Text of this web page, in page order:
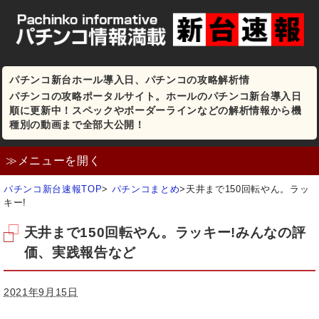
パチンコ新台ホール導入日、パチンコの攻略解析情
パチンコの攻略ポータルサイト。ホールのパチンコ新台導入日
順に更新中！スペックやボーダーラインなどの解析情報から機
種別の動画まで全部大公開！
≫メニューを開く
パチンコ新台速報TOP> パチンコまとめ> 天井まで150回転やん。ラッ
キー!
天井まで150回転やん。ラッキー!みんなの評
価、実践報告など
2021年9月15日